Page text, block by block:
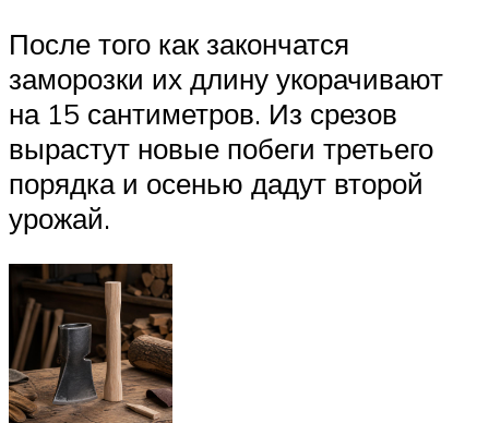
После того как закончатся
заморозки их длину укорачивают
на 15 сантиметров. Из срезов
вырастут новые побеги третьего
порядка и осенью дадут второй
урожай.